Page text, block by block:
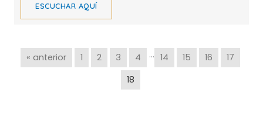
ESCUCHAR AQUÍ
« anterior 1 2 3 4 … 14 15 16
17
18